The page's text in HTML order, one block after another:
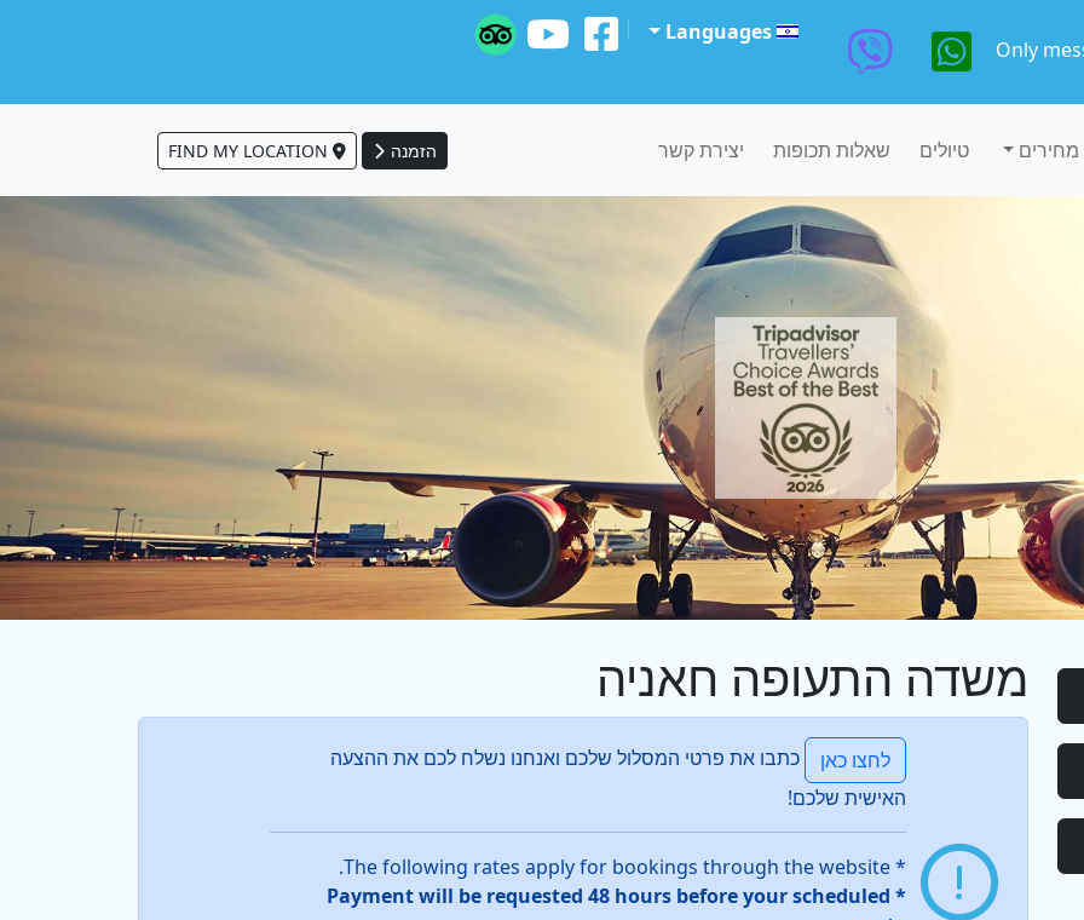
Only
Languages
מחירים טיולים שאלות תכופות יצירת קשר הזמנה
משדה התעופה חאניה
לחצו כאן
כתבו את פרטי המסלול שלכם ואנחנו נשלח לכם את ההצעה
האישית שלכם!
* The following rates apply for bookings through the website.
* Payment will be requested 48 hours before your scheduled